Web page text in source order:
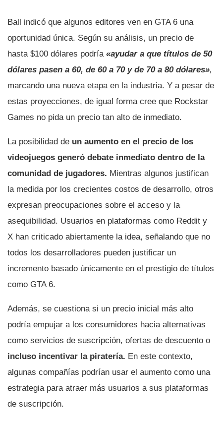
Ball indicó que algunos editores ven en GTA 6 una
oportunidad única. Según su análisis, un precio de
hasta $100 dólares podría «ayudar a que títulos de 50
dólares pasen a 60, de 60 a 70 y de 70 a 80 dólares»,
marcando una nueva etapa en la industria. Y a pesar de
estas proyecciones, de igual forma cree que Rockstar
Games no pida un precio tan alto de inmediato.
La posibilidad de un aumento en el precio de los
videojuegos generó debate inmediato dentro de la
comunidad de jugadores. Mientras algunos justifican
la medida por los crecientes costos de desarrollo, otros
expresan preocupaciones sobre el acceso y la
asequibilidad. Usuarios en plataformas como Reddit y
X han criticado abiertamente la idea, señalando que no
todos los desarrolladores pueden justificar un
incremento basado únicamente en el prestigio de títulos
como GTA 6.
Además, se cuestiona si un precio inicial más alto
podría empujar a los consumidores hacia alternativas
como servicios de suscripción, ofertas de descuento o
incluso incentivar la piratería. En este contexto,
algunas compañías podrían usar el aumento como una
estrategia para atraer más usuarios a sus plataformas
de suscripción.